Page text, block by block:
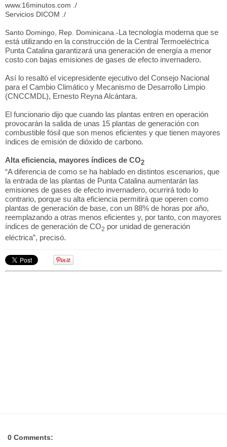
www.16minutos.com ./
Servicios DICOM ./
Santo Domingo, Rep. Dominicana.-La tecnología moderna que se
está utilizando en la construcción de la Central Termoeléctrica
Punta Catalina garantizará una generación de energía a menor
costo con bajas emisiones de gases de efecto invernadero.
Así lo resaltó el vicepresidente ejecutivo del Consejo Nacional
para el Cambio Climático y Mecanismo de Desarrollo Limpio
(CNCCMDL), Ernesto Reyna Alcántara.
El funcionario dijo que cuando las plantas entren en operación
provocarán la salida de unas 15 plantas de generación con
combustible fósil que son menos eficientes y que tienen mayores
índices de emisión de dióxido de carbono.
Alta eficiencia, mayores índices de CO2
​“A diferencia de como se ha hablado en distintos escenarios, que
la entrada de las plantas de Punta Catalina aumentarán las
emisiones de gases de efecto invernadero, ocurrirá todo lo
contrario, porque su alta eficiencia permitirá que operen como
plantas de generación de base, con un 88% de horas por año,
reemplazando a otras menos eficientes y, por tanto, con mayores
índices de generación de CO2 por unidad de generación
eléctrica”, precisó.
0 Comments: